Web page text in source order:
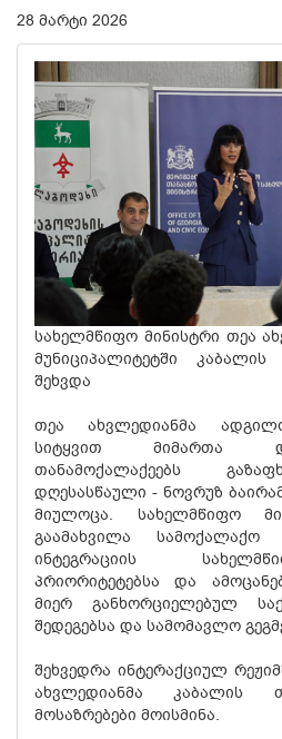
28 მარტი 2026
სახელმწიფო მინისტრი თეა
მუნიციპალიტეტში
შეხვდა
თეა ახვლედიანმა
სიტყვით მიმართა
თანამოქალაქეებს
დღესასწაული - ნოვრუზ
მიულოცა. სახელმწიფო
გაამახვილა
ინტეგრაციის
პრიორიტეტებსა და
მიერ განხორციელებულ
შედეგებსა და სამომავლო
შეხვედრა ინტერაქციულ
ახვლედიანმა კაბალის
მოსაზრებები მოისმინა.